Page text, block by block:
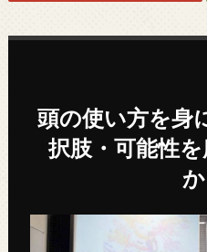
頭の使い方を身
択肢・可能性